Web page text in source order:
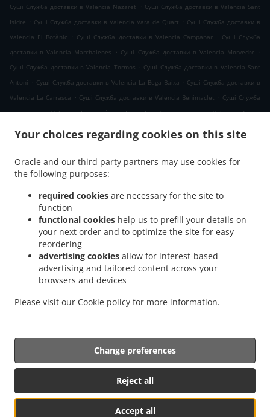
Your choices regarding cookies on this site
Oracle and our third party partners may use cookies for
the following purposes:
required cookies are necessary for the site to
function
functional cookies help us to prefill your details on
your next order and to optimize the site for easy
reordering
advertising cookies allow for interest-based
advertising and tailored content across your
browsers and devices
Please visit our Cookie policy for more information.
Accept all
Reject all
Change preferences
Суші Служба доставки в Valencia Nazaret
. Суші Служба доставки в Valencia Sant
Isidre . Суші Служба доставки в Valencia Vara de Quart . Суші Служба доставки в
Valencia El Botànic
. Суші Служба доставки в Valencia Campanar . Суші Служба
доставки в Valencia Marchalenes
. Суші Служба доставки в Valencia Morvedre
.
Суші Служба доставки в Valencia Tormos . Суші Служба доставки в Valencia Sant
Antoni . Суші Служба доставки в Valencia La Bega Baixa . Суші Служба доставки в
Valencia La Carrasca . Суші Служба доставки в Valencia Benimaclet . Суші Служба
доставки в Valencia Exposición
.
Суші Служба доставки в Valencia Ciutat
доставки в Valencia Jaume Roig
. Суші Служба доставки в Valencia Trinitat .
Служба доставки в Valencia Sant Llorenç
Суші Служба доставки в Valencia
Malvarrosa . Суші Служба доставки в Valencia La Fuensanta
Служба доставки в Valencia Ensanche
.
Суші Служба доставки в Valencia El Llano
del Real
Суші Служба доставки в Valencia Camins al Grau . Суші Служба доставки
в Valencia Extramurs . Суші Служба доставки в Valencia Jesús . Суші Служба
доставки в Valencia Algirós
Суші Служба доставки в Valencia L'Olivereta
Суші Служба доставки в Valencia La
Суші Служба доставки в Valencia Rascaña
Служба доставки в Alboraya . Суші Служба доставки в Alboraia .
доставки в Chirivella . Суші Служба доставки в Mislata . Їжа на виніс та доставка
Підтримується:
Octograficus |<a href=”www.octograficus.com”>octograficus.com/a>